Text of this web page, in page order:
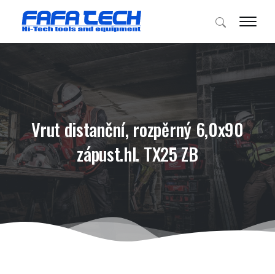
Vrut distanční, rozpěrný 6,0x90
zápust.hl. TX25 ZB